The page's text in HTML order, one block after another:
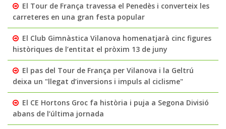
El Tour de França travessa el Penedès i converteix les
carreteres en una gran festa popular
El Club Gimnàstica Vilanova homenatjarà cinc figures
històriques de l’entitat el pròxim 13 de juny
El pas del Tour de França per Vilanova i la Geltrú
deixa un "llegat d’inversions i impuls al ciclisme"
El CE Hortons Groc fa història i puja a Segona Divisió
abans de l’última jornada